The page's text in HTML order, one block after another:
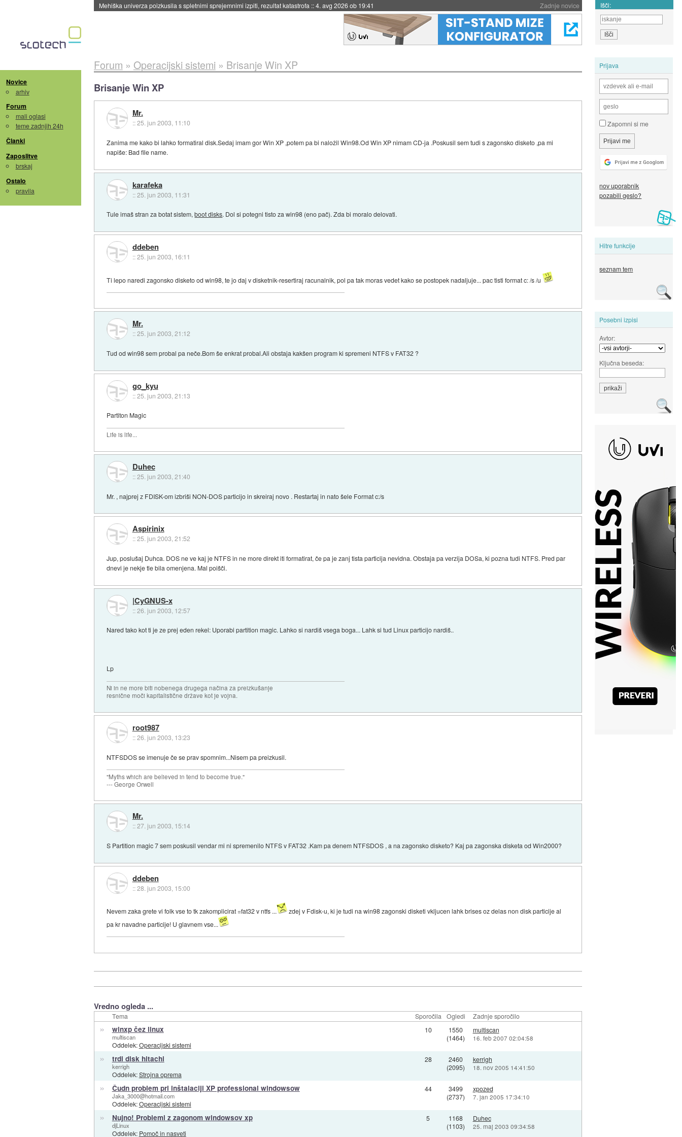
Zadnje novice
Mehiška univerza poizkusila s spletnimi sprejemnimi izpiti, rezultat katastrofa ::4. avg 2026 ob 19:41 Išči:
Novice
arhiv
Forum
mali oglasi
teme zadnjih 24h
Članki
Zaposlitve
brskaj
Ostalo
pravila
Prijava
Zapomni si me
nov uporabnik
pozabili geslo?
Hitre funkcije
seznam tem
Posebni izpisi
Avtor:
Ključna beseda:
Forum » Operacijski sistemi » Brisanje Win XP
Brisanje Win XP
Mr.
::25. jun 2003, 11:10
Zanima me kako bi lahko formatiral disk.Sedaj imam gor Win XP ,potem pa bi naložil Win98.Od Win XP nimam CD-ja .Poskusil sem tudi s zagonsko disketo ,pa mi
napiše: Bad file name.
karafeka
::25. jun 2003, 11:31
Tule imaš stran za botat sistem,boot disks. Dol si potegni tisto za win98 (eno pač). Zda bi moralo delovati.
ddeben
::25. jun 2003, 16:11
Ti lepo naredi zagonsko disketo od win98, te jo daj v disketnik-resertiraj racunalnik, pol pa tak moras vedet kako se postopek nadaljuje... pac tisti format c: /s /u
Mr.
::25. jun 2003, 21:12
Tud od win98 sem probal pa neče.Bom še enkrat probal.Ali obstaja kakšen program ki spremeni NTFS v FAT32 ?
go_kyu
::25. jun 2003, 21:13
Partiton Magic
Life is life...
Duhec
::25. jun 2003, 21:40
Mr. , najprej z FDISK-om izbriši NON-DOS particijo in skreiraj novo . Restartaj in nato šele Format c:/s
Aspirinix
::25. jun 2003, 21:52
Jup, poslušaj Duhca. DOS ne ve kaj je NTFS in ne more direkt iti formatirat, če pa je zanj tista particija nevidna. Obstaja pa verzija DOSa, ki pozna tudi NTFS. Pred par
dnevi je nekje tle bila omenjena. Mal poišči.
|CyGNUS-x
::26. jun 2003, 12:57
Nared tako kot ti je ze prej eden rekel: Uporabi partition magic. Lahko si nardiš vsega boga... Lahk si tud Linux particijo nardiš..
Lp
Ni in ne more biti nobenega drugega načina za preizkušanje
resnične moči kapitalistične države kot je vojna.
root987
::26. jun 2003, 13:23
NTFSDOS se imenuje če se prav spomnim...Nisem pa preizkusil.
"Myths which are believed in tend to become true."
--- George Orwell
Mr.
::27. jun 2003, 15:14
S Partition magic 7 sem poskusil vendar mi ni spremenilo NTFS v FAT32 .Kam pa denem NTFSDOS , a na zagonsko disketo? Kaj pa zagonska disketa od Win2000?
ddeben
::28. jun 2003, 15:00
Nevem zaka grete vi folk vse to tk zakomplicirat =fat32 v ntfs ...
zdej v Fdisk-u, ki je tudi na win98 zagonski disketi vkljucen lahk brises oz delas non disk particije al
pa kr navadne particije! U glavnem vse...
Vredno ogleda ...
Tema Sporočila Ogledi Zadnje sporočilo
» winxp čez linux
multiscan
Oddelek:Operacijski sistemi
10
1550
(1464)
multiscan
16. feb 2007 02:04:58
» trdi disk hitachi
kerrigh
Oddelek:Strojna oprema
28
2460
(2095)
kerrigh
18. nov 2005 14:41:50
» Čudn problem pri inštalaciji XP professional windowsow
Jaka_3000@hotmail.com
Oddelek:Operacijski sistemi
44
3499
(2737)
xpozed
7. jan 2005 17:34:10
» Nujno! Problemi z zagonom windowsov xp
djLinux
Oddelek: Pomoč in nasveti
5
1168
(1103)
Duhec
25. maj 2003 09:34:58